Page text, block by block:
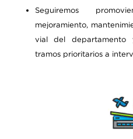
Seguiremos
mejoramiento,
vial del
tramos prioritarios a